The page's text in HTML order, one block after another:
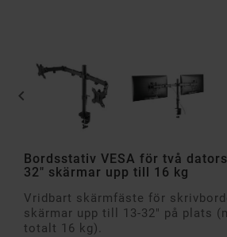

Bordsstativ VESA för två
32" skärmar upp till 16 kg
Vridbart skärmfäste för
skärmar upp till 13-32" på plats
totalt 16 kg).